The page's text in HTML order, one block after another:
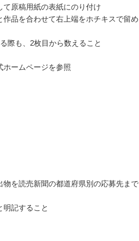
原稿用紙の表紙にのり付け
品を合わせて右上端をホチキスで留め
際も、2枚目から数えること
ームページを参照
を読売新聞の都道府県別の応募先まで
記すること